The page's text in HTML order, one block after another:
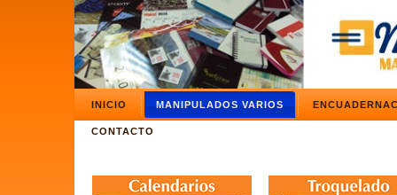
INICIO MANIPULADOS VARIOS
CONTACTO